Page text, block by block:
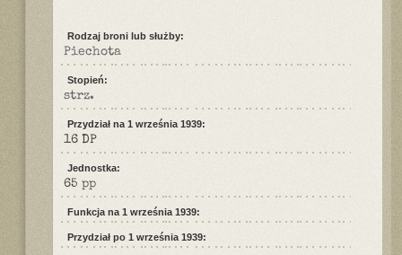
Rodzaj broni lub służby:
Piechota
Stopień:
strz.
Przydział na 1 września 1939:
16 DP
Jednostka:
65 pp
Funkcja na 1 września 1939:
Przydział po 1 września 1939: